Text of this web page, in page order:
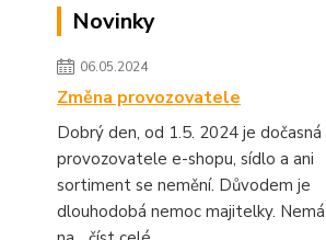
Novinky
06.05.2024
Změna provozovatele
Dobrý den, od 1.5. 2024 je dočasná
provozovatele e-shopu, sídlo a ani
sortiment se nemění. Důvodem je
dlouhodobá nemoc majitelky.